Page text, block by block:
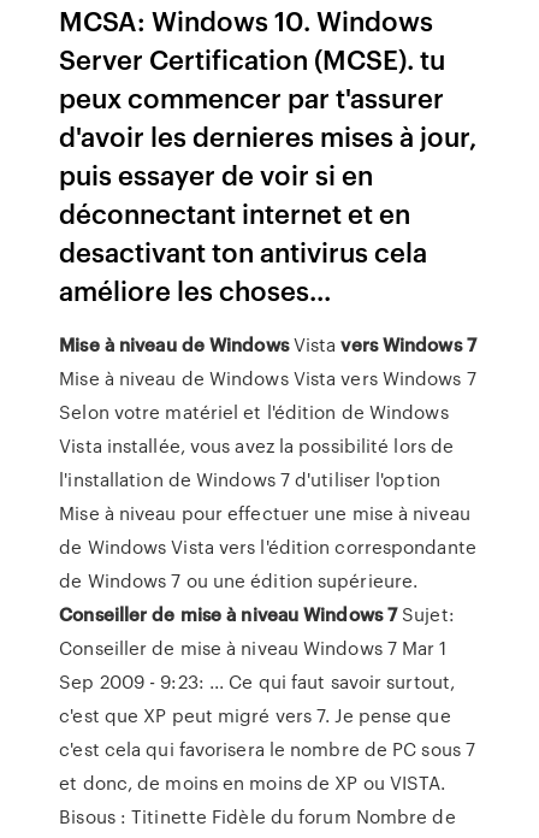
MCSA: Windows 10. Windows
Server Certification (MCSE). tu
peux commencer par t'assurer
d'avoir les dernieres mises à jour,
puis essayer de voir si en
déconnectant internet et en
desactivant ton antivirus cela
améliore les choses...
Mise à niveau deWindowsVistaversWindows 7
Mise à niveau de Windows Vista vers Windows 7
Selon votre matériel et l'édition de Windows
Vista installée, vous avez la possibilité lors de
l'installation de Windows 7 d'utiliser l'option
Mise à niveau pour effectuer une mise à niveau
de Windows Vista vers l'édition correspondante
de Windows 7 ou une édition supérieure.
Conseiller de mise à niveauWindows7Sujet:
Conseiller de mise à niveau Windows 7 Mar 1
Sep 2009 - 9:23: ... Ce qui faut savoir surtout,
c'est que XP peut migré vers 7. Je pense que
c'est cela qui favorisera le nombre de PC sous 7
et donc, de moins en moins de XP ou VISTA.
Bisous : Titinette Fidèle du forum Nombre de